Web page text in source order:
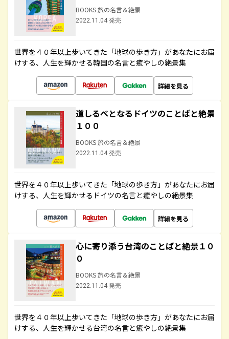
BOOKS 旅の名言＆絶景
2022.11.04 発売
世界を４０年以上歩いてきた「地球の歩き方」があなたにお届
けする、人生を輝かせる韓国の名言と癒やしの絶景集
詳細を見る
道しるべとなるドイツのことばと絶景
１００
BOOKS 旅の名言＆絶景
2022.11.04 発売
世界を４０年以上歩いてきた「地球の歩き方」があなたにお届
けする、人生を輝かせるドイツの名言と癒やしの絶景集
詳細を見る
心に寄り添う台湾のことばと絶景１０
０
BOOKS 旅の名言＆絶景
2022.11.04 発売
世界を４０年以上歩いてきた「地球の歩き方」があなたにお届
けする、人生を輝かせる台湾の名言と癒やしの絶景集